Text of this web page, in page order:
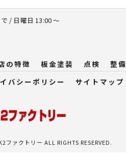
/ 日曜日 13:00 ～
の特徴 板金塗装 点検 整備
バシーポリシー サイトマップ
ァクトリー ALL RIGHTS RESERVED.